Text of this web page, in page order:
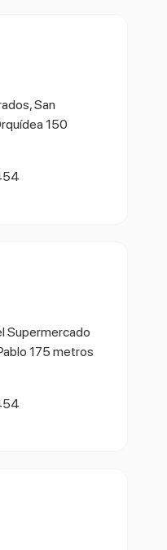
San
150
Supermercado
175 metros